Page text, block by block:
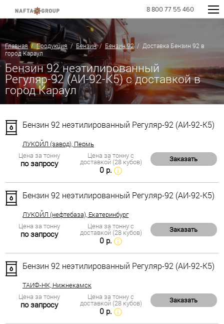
8 800 77 55 460
Главная/Продукция/Бензин/ Бензин 92/ Доставка Бензин 92 в
город Караул
Бензин 92 неэтилированный
Регуляр-92 (АИ-92-К5) с доставкой в
город Караул
Бензин 92 неэтилированный Регуляр-92 (АИ-92-К5)
ЛУКОЙЛ (завод), Пермь
Цена за тонну
по запросу
Цена за тонну с
доставкой (28 кубов)
0 р.
Заказать
Бензин 92 неэтилированный Регуляр-92 (АИ-92-К5)
ЛУКОЙЛ (нефтебаза), Екатеринбург
Цена за тонну
по запросу
Цена за тонну с
доставкой (28 кубов)
0 р.
Заказать
Бензин 92 неэтилированный Регуляр-92 (АИ-92-К5)
ТАИФ-НК, Нижнекамск
Цена за тонну
по запросу
Цена за тонну с
доставкой (28 кубов)
0 р.
Заказать